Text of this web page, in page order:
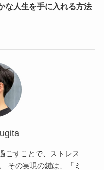
な人生を手に入れる方法
ごすことで、ストレス
その実現の鍵は、「ミ